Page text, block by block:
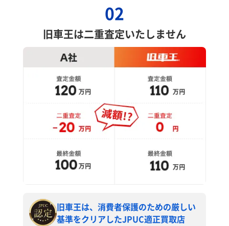
02
旧車王は二重査定いたしません
旧車王は、消費者保護のための厳しい
基準をクリアしたJPUC適正買取店